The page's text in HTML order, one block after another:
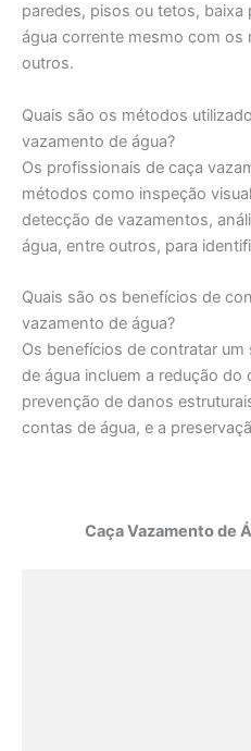
paredes, pisos ou tetos, baixa
água corrente mesmo com
outros.
Quais são os métodos
vazamento de água?
Os profissionais de caça
métodos como inspeção
detecção de vazamentos,
água, entre outros, para
Quais são os benefícios de
vazamento de água?
Os benefícios de contratar
de água incluem a redução do
prevenção de danos
contas de água, e a
Caça Vazamento de